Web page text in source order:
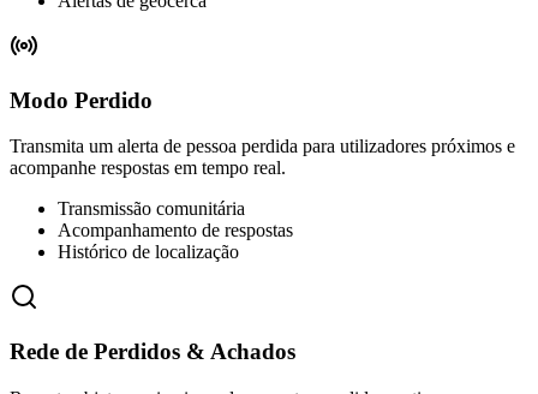
Modo Perdido
Transmita um alerta de pessoa perdida para utilizadores próximos e
acompanhe respostas em tempo real.
Transmissão comunitária
Acompanhamento de respostas
Histórico de localização
Rede de Perdidos & Achados